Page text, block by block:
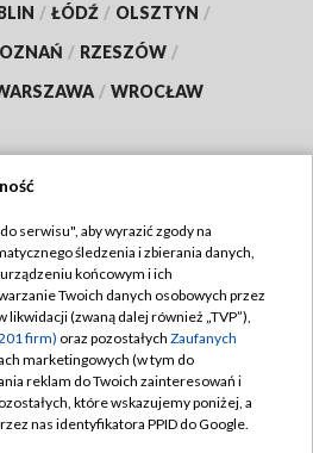
/ ŁÓDŹ / OLSZTYN /
/ RZESZÓW /
/ WROCŁAW
TVP
TVP
prywatności
Moje zgody
Pomoc
serwisu", aby wyrazić zgody na
śledzenia i zbierania danych,
końcowym i ich
Twoich danych osobowych przez
likwidacji (zwaną dalej również „TVP”),
firm) oraz pozostałych Zaufanych
marketingowych (w tym do
reklam do Twoich zainteresowań i
które wskazujemy poniżej, a
nas identyfikatora PPID do Google.